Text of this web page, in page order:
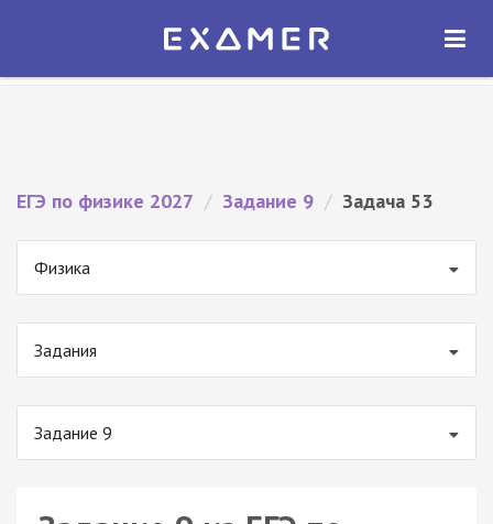
Экзамер — ЕГЭ 2027
ОТКРЫТЬ
ЕГЭ по физике 2027 / Задание 9 / Задача 53
Физика
Задания
Задание 9